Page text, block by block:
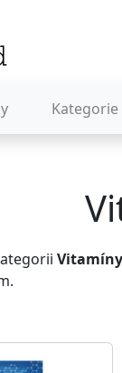
Kategorie